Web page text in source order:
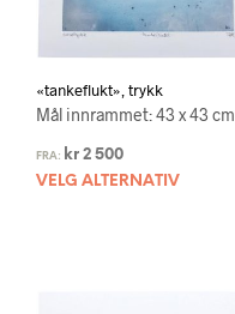
«tankeflukt», trykk
Mål innrammet: 43 x 43 cm
FRA: kr 2 500
VELG ALTERNATIV